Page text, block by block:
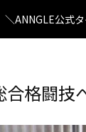
＼ANNGLE公式
合格闘技